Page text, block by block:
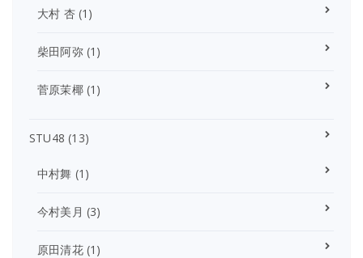
大村 杏(1)
柴田阿弥(1)
菅原茉椰(1)
STU48 (13)
中村舞 (1)
今村美月 (3)
原田清花(1)